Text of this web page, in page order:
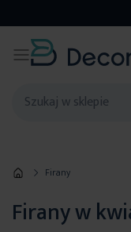
Firany
Firany w